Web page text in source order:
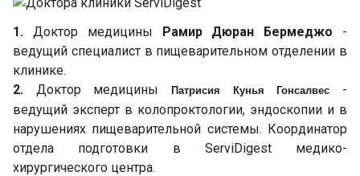
1. Доктор медицины Рамир Дюран Бермеджо -
ведущий специалист в пищеварительном отделении в
клинике.
2. Доктор медицины Патрисия Кунья Гонсалвес
-
ведущий эксперт в колопроктологии, эндоскопии и в
нарушениях пищеварительной системы. Координатор
отдела подготовки в ServiDigest медико-
хирургического центра.